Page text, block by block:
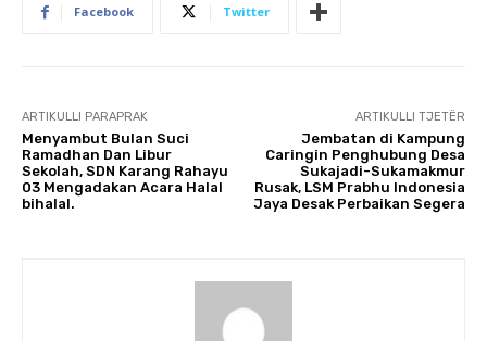
Facebook Twitter
ARTIKULLI PARAPRAK
Menyambut Bulan Suci
Ramadhan Dan Libur
Sekolah, SDN Karang Rahayu
03 Mengadakan Acara Halal
bihalal.
ARTIKULLI TJETËR
Jembatan di Kampung
Caringin Penghubung Desa
Sukajadi-Sukamakmur
Rusak, LSM Prabhu Indonesia
Jaya Desak Perbaikan Segera